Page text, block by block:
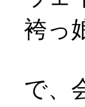
袴っ
で、